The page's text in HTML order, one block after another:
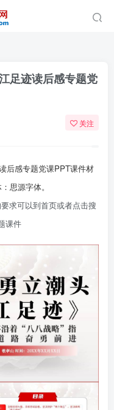
足迹读后感专题党
关注
后感专题党课PPT课件材
思源字体。
求可以到首页或者点击搜
课件